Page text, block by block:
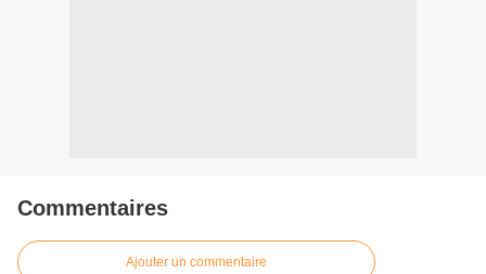
Commentaires
Ajouter un commentaire